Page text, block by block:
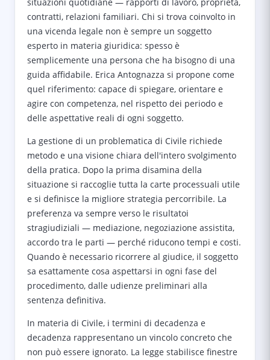
contratti, relazioni familiari. Chi si trova coinvolto in
una vicenda legale non è sempre un soggetto
esperto in materia giuridica: spesso è
semplicemente una persona che ha bisogno di una
guida affidabile. Erica Antognazza si propone come
quel riferimento: capace di spiegare, orientare e
agire con competenza, nel rispetto dei periodo e
delle aspettative reali di ogni soggetto.
La gestione di un problematica di Civile richiede
metodo e una visione chiara dell'intero svolgimento
della pratica. Dopo la prima disamina della
situazione si raccoglie tutta la carte processuali utile
e si definisce la migliore strategia percorribile. La
preferenza va sempre verso le risultatoi
stragiudiziali — mediazione, negoziazione assistita,
accordo tra le parti — perché riducono tempi e costi.
Quando è necessario ricorrere al giudice, il soggetto
sa esattamente cosa aspettarsi in ogni fase del
procedimento, dalle udienze preliminari alla
sentenza definitiva.
In materia di Civile, i termini di decadenza e
decadenza rappresentano un vincolo concreto che
non può essere ignorato. La legge stabilisce finestre